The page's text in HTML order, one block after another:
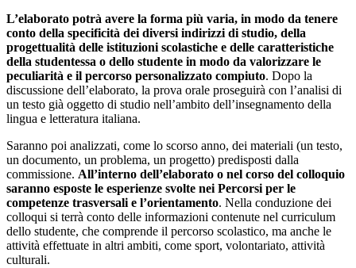
L’elaborato potrà avere la forma più varia, in modo da tenere
conto della specificità dei diversi indirizzi di studio, della
progettualità delle istituzioni scolastiche e delle caratteristiche
della studentessa o dello studente in modo da valorizzare le
peculiarità e il percorso personalizzato compiuto. Dopo la
discussione dell’elaborato, la prova orale proseguirà con l’analisi di
un testo già oggetto di studio nell’ambito dell’insegnamento della
lingua e letteratura italiana.
Saranno poi analizzati, come lo scorso anno, dei materiali (un testo,
un documento, un problema, un progetto) predisposti dalla
commissione. All’interno dell’elaborato o nel corso del colloquio
saranno esposte le esperienze svolte nei Percorsi per le
competenze trasversali e l’orientamento. Nella conduzione dei
colloqui si terrà conto delle informazioni contenute nel curriculum
dello studente, che comprende il percorso scolastico, ma anche le
attività effettuate in altri ambiti, come sport, volontariato, attività
culturali.